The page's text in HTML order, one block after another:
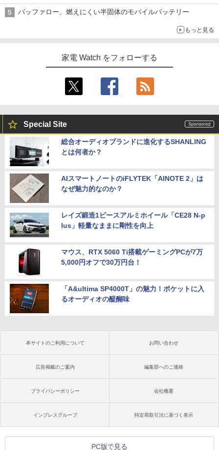
バッファロー、燃えにくい半固体のモバイルバッテリー
もっと見る
家電 Watch をフォローする
Special Site
総合オーディオブランドに進化するSHANLING
とは何者か？
AIスマートノートのiFLYTEK「AINOTE 2」は
なぜ魅力的なのか？
レイズ鍛造1ピースアルミホイール「CE28 N-p
lus」軽量なままに剛性を向上
マウス、RTX 5060 Ti搭載ゲーミングPCが7万
5,000円オフで30万円台！
「A&ultima SP4000T」の魅力！ポケットに入
るオーディオの醍醐味
本サイトのご利用について お問い合わせ
広告掲載のご案内 編集部へのご連絡
プライバシーポリシー 会社概要
インプレスグループ 特定商取引法に基づく表示
PC版で見る